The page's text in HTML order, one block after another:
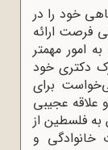
خود را در
فرصت ارائه
امور مهمتر
دکتری خود
برای
علاقه عجیبی
فلسطین از
و